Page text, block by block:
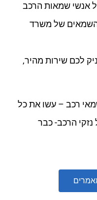
אנשי שמאות הרכב
השמאים של משרד
לכם שירות מהיר,
רכב – עשו את כל
הרכב- כבר